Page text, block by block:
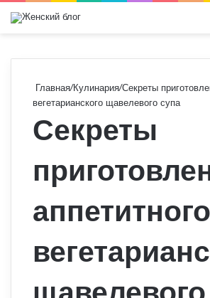
Главная/Кулинария/Секреты
вегетарианского щавелевого супа
Секреты
аппетитного